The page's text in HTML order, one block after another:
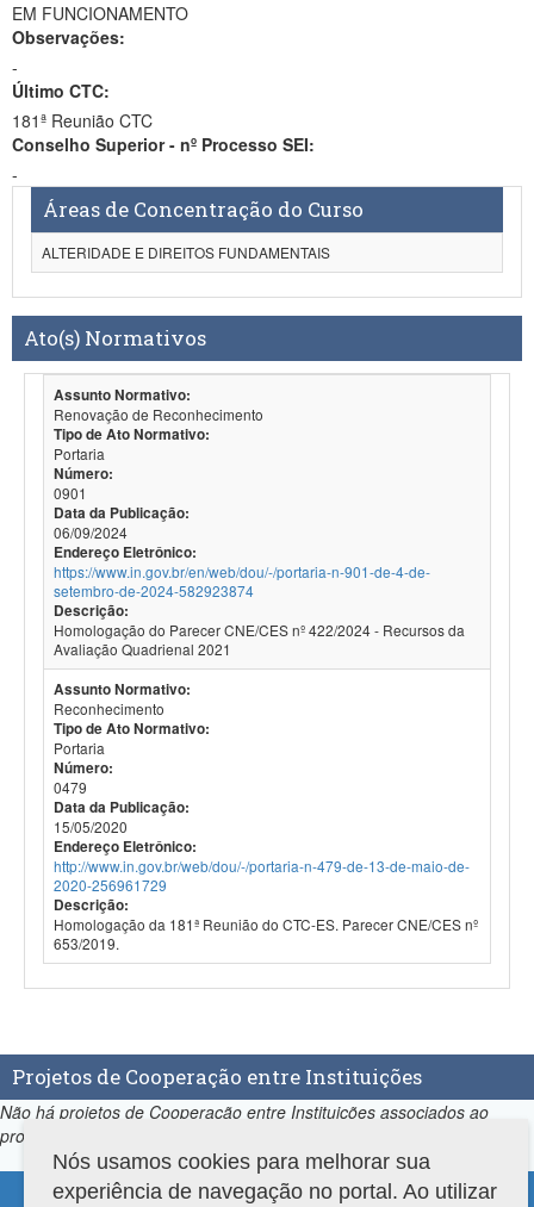
EM FUNCIONAMENTO
Observações:
-
Último CTC:
181ª Reunião CTC
Conselho Superior - nº Processo SEI:
-
Áreas de Concentração do Curso
ALTERIDADE E DIREITOS FUNDAMENTAIS
Ato(s) Normativos
Assunto Normativo:
Renovação de Reconhecimento
Tipo de Ato Normativo:
Portaria
Número:
0901
Data da Publicação:
06/09/2024
Endereço Eletrônico:
https://www.in.gov.br/en/web/dou/-/portaria-n-901-de-4-de-
setembro-de-2024-582923874
Descrição:
Homologação do Parecer CNE/CES nº 422/2024 - Recursos da
Avaliação Quadrienal 2021
Assunto Normativo:
Reconhecimento
Tipo de Ato Normativo:
Portaria
Número:
0479
Data da Publicação:
15/05/2020
Endereço Eletrônico:
http://www.in.gov.br/web/dou/-/portaria-n-479-de-13-de-maio-de-
2020-256961729
Descrição:
Homologação da 181ª Reunião do CTC-ES. Parecer CNE/CES nº
653/2019.
Projetos de Cooperação entre Instituições
Não há projetos de Cooperação entre Instituições associados ao
programa.
Nós usamos cookies para melhorar sua
experiência de navegação no portal. Ao utilizar